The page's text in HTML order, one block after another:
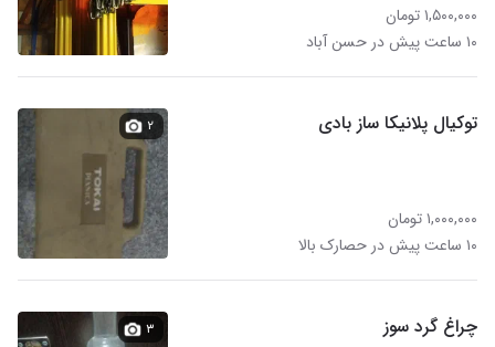
۱,۵۰۰,۰۰۰ تومان
۱۰ ساعت پیش در حسن آباد
توکیال پلانیکا ساز بادی
۱,۰۰۰,۰۰۰ تومان
۱۰ ساعت پیش در حصارک بالا
۲
چراغ گرد سوز ۳